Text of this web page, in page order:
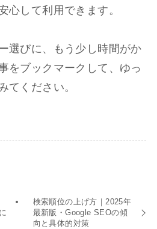
心して利用できます。
選びに、もう少し時間がか
をブックマークして、ゆっ
てください。
検索順位の上げ方｜2025年
最新版・Google SEOの傾
向と具体的対策